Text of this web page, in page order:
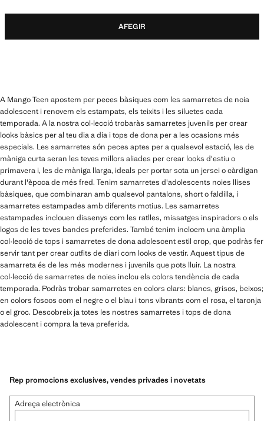
AFEGIR
A Mango Teen apostem per peces bàsiques com les samarretes de noia
adolescent i renovem els estampats, els teixits i les siluetes cada
temporada. A la nostra col·lecció trobaràs samarretes juvenils per crear
looks bàsics per al teu dia a dia i tops de dona per a les ocasions més
especials. Les samarretes són peces aptes per a qualsevol estació, les de
màniga curta seran les teves millors aliades per crear looks d'estiu o
primavera i, les de màniga llarga, ideals per portar sota un jersei o càrdigan
durant l'època de més fred. Tenim samarretes d'adolescents noies llises
bàsiques, que combinaran amb qualsevol pantalons, short o faldilla, i
samarretes estampades amb diferents motius. Les samarretes
estampades inclouen dissenys com les ratlles, missatges inspiradors o els
logos de les teves bandes preferides. També tenim incloem una àmplia
col·lecció de tops i samarretes de dona adolescent estil crop, que podràs fer
servir tant per crear outfits de diari com looks de vestir. Aquest tipus de
samarreta és de les més modernes i juvenils que pots lluir. La nostra
col·lecció de samarretes de noies inclou els colors tendència de cada
temporada. Podràs trobar samarretes en colors clars: blancs, grisos, beixos;
en colors foscos com el negre o el blau i tons vibrants com el rosa, el taronja
o el groc. Descobreix ja totes les nostres samarretes i tops de dona
adolescent i compra la teva preferida.
Rep promocions exclusives, vendes privades i novetats
Adreça electrònica